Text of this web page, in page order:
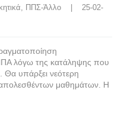
, ΠΠΣ-Άλλο
    |    25-02-
λόγω της κατάληψης που
υπάρξει νεότερη
μαθημάτων. Η